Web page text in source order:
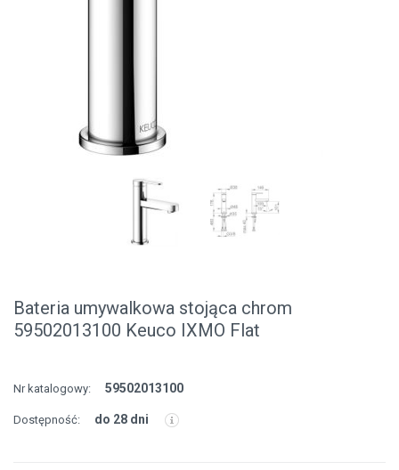
Bateria umywalkowa stojąca chrom
59502013100 Keuco IXMO Flat
Nr katalogowy: 59502013100
Dostępność: do 28 dni